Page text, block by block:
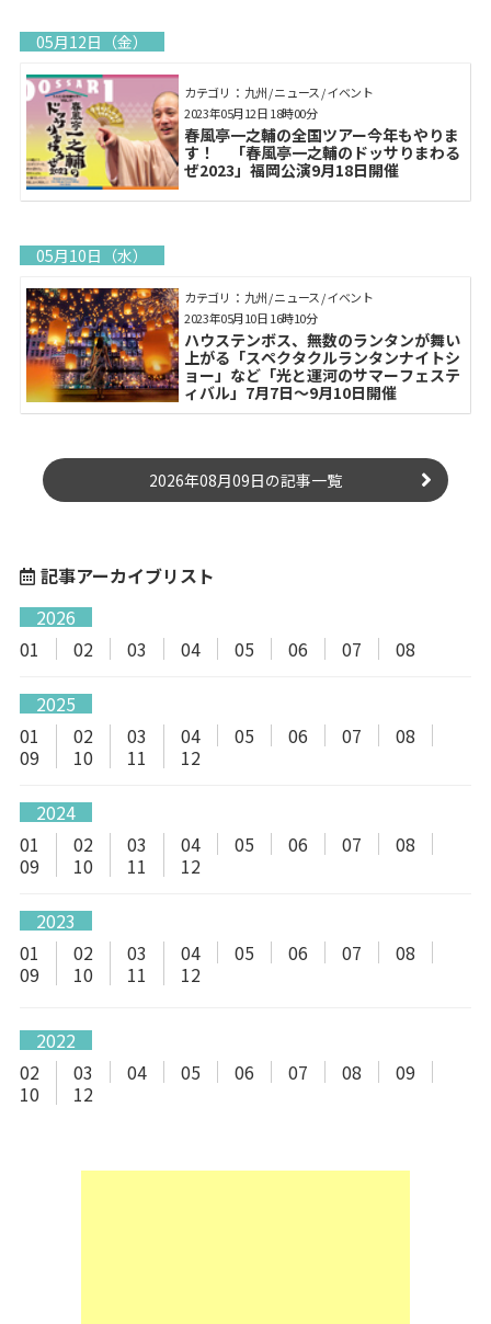
05月12日（金）
カテゴリ： 九州 / ニュース / イベント
春風亭一之輔の全国ツアー今年もやりま
す！ 「春風亭一之輔のドッサりまわる
ぜ2023」福岡公演9月18日開催
2023年05月12日 18時00分
05月10日（水）
カテゴリ： 九州 / ニュース / イベント
ハウステンボス、無数のランタンが舞い
上がる「スペクタクルランタンナイトシ
ョー」など「光と運河のサマーフェステ
ィバル」7月7日～9月10日開催
2023年05月10日 16時10分
2026年08月09日の記事一覧
記事アーカイブリスト
2026
01
02 03 04 05 06 07 08
2025
01
02 03 04 05 06 07
08
09
10 11 12
2024
01
02 03 04 05 06 07
08
09
10 11 12
2023
01
02 03 04 05 06 07
08
09
10 11 12
2022
02
03 04 05 06 07 08
09
10
12